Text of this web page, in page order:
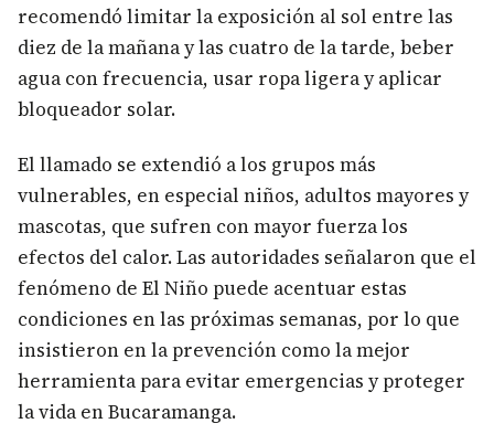
recomendó limitar la exposición al sol entre las
diez de la mañana y las cuatro de la tarde, beber
agua con frecuencia, usar ropa ligera y aplicar
bloqueador solar.
El llamado se extendió a los grupos más
vulnerables, en especial niños, adultos mayores y
mascotas, que sufren con mayor fuerza los
efectos del calor. Las autoridades señalaron que el
fenómeno de El Niño puede acentuar estas
condiciones en las próximas semanas, por lo que
insistieron en la prevención como la mejor
herramienta para evitar emergencias y proteger
la vida en Bucaramanga.